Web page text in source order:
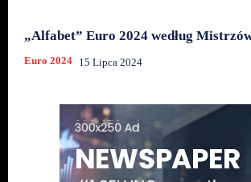
„Alfabet” Euro 2024 według
Euro 2024 15 Lipca 2024